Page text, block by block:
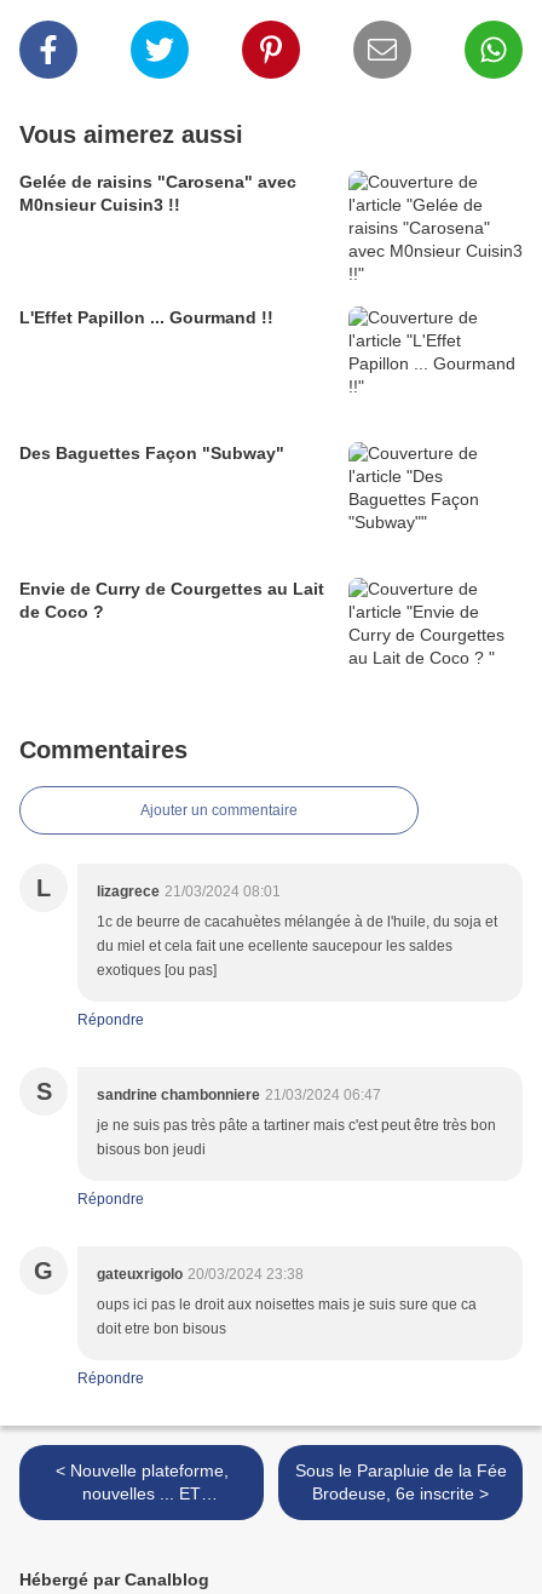
Vous aimerez aussi
Gelée de raisins "Carosena" avec
M0nsieur Cuisin3 !!
L'Effet Papillon ... Gourmand !!
Des Baguettes Façon "Subway"
Envie de Curry de Courgettes au Lait
de Coco ?
Commentaires
Ajouter un commentaire
L lizagrece 21/03/2024 08:01
1c de beurre de cacahuètes mélangée à de l'huile, du soja et
du miel et cela fait une ecellente saucepour les saldes
exotiques [ou pas]
Répondre
S sandrine chambonniere 21/03/2024 06:47
je ne suis pas très pâte a tartiner mais c'est peut être très bon
bisous bon jeudi
Répondre
G gateuxrigolo 20/03/2024 23:38
oups ici pas le droit aux noisettes mais je suis sure que ca
doit etre bon bisous
Répondre
< Nouvelle plateforme,
nouvelles ... ET
SURPRISE(s) !!!
Sous le Parapluie de la Fée
Brodeuse, 6e inscrite >
Hébergé par Canalblog